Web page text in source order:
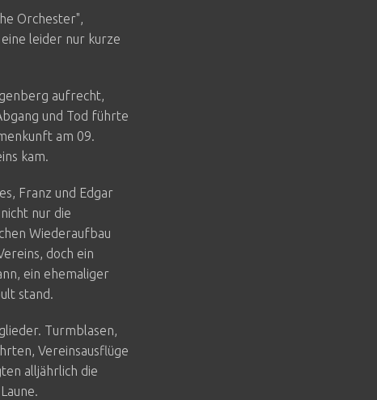
Orchester",
leider nur kurze
aufrecht,
und Tod führte
am 09.
kam.
Franz und Edgar
nur die
Wiederaufbau
doch ein
ein ehemaliger
stand.
Turmblasen,
Vereinsausflüge
alljährlich die